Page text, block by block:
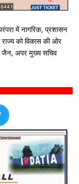
में नागरिक, प्रशासन
को विकास की ओर
जैन, अपर मुख्य सचिव